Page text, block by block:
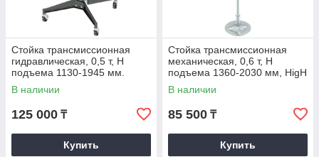
Стойка трансмиссионная
гидравлическая, 0,5 т, H
подъема 1130-1945 мм.
MATRIX
В наличии
125 000 ₸
Купить
Стойка трансмиссионная
механическая, 0,6 т, H
подъема 1360-2030 мм, HigH
Position. MATRIX
В наличии
85 500 ₸
Купить